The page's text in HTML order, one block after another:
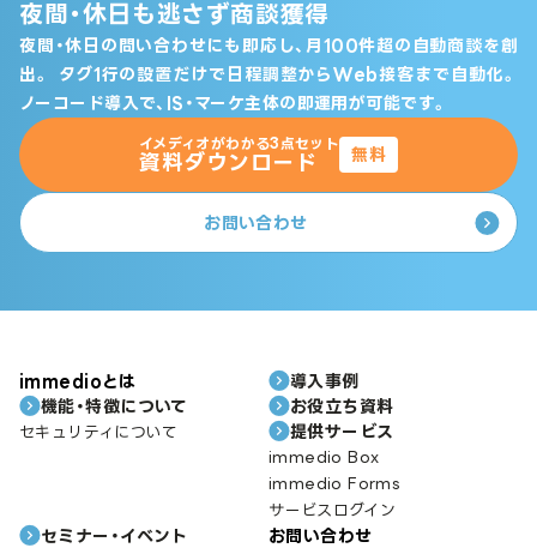
夜間・休日も逃さず商談獲得
夜間・休日の問い合わせにも即応し、月100件超の自動商談を創
出。
タグ1行の設置だけで日程調整からWeb接客まで自動化。
ノーコード導入で、IS・マーケ主体の即運用が可能です。
イメディオがわかる3点セット
資料ダウンロード 無料
お問い合わせ
immedioとは
機能・特徴について
セキュリティについて
導入事例
お役立ち資料
提供サービス
immedio Box
immedio Forms
サービスログイン
セミナー・イベント
お問い合わせ